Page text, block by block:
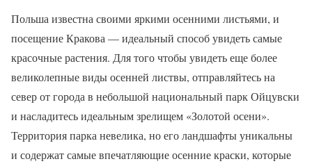
Польша известна своими яркими осенними листьями, и
посещение Кракова — идеальный способ увидеть самые
красочные растения. Для того чтобы увидеть еще более
великолепные виды осенней листвы, отправляйтесь на
север от города в небольшой национальный парк Ойцувски
и насладитесь идеальным зрелищем «Золотой осени».
Территория парка невелика, но его ландшафты уникальны
и содержат самые впечатляющие осенние краски, которые